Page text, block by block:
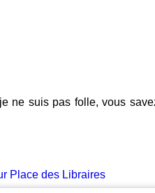
ne suis pas folle, vous
Place des Libraires